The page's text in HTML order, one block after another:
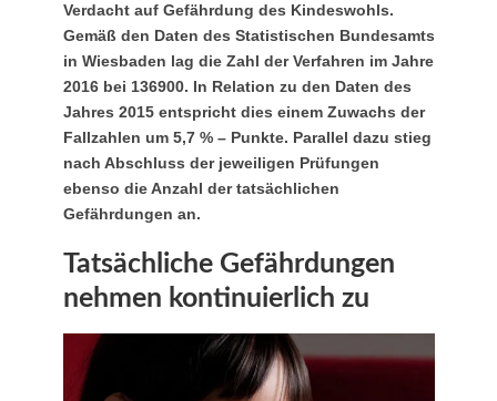
Verdacht auf Gefährdung des Kindeswohls.
Gemäß den Daten des Statistischen Bundesamts
in Wiesbaden lag die Zahl der Verfahren im Jahre
2016 bei 136900. In Relation zu den Daten des
Jahres 2015 entspricht dies einem Zuwachs der
Fallzahlen um 5,7 % – Punkte. Parallel dazu stieg
nach Abschluss der jeweiligen Prüfungen
ebenso die Anzahl der tatsächlichen
Gefährdungen an.
Tatsächliche Gefährdungen
nehmen kontinuierlich zu